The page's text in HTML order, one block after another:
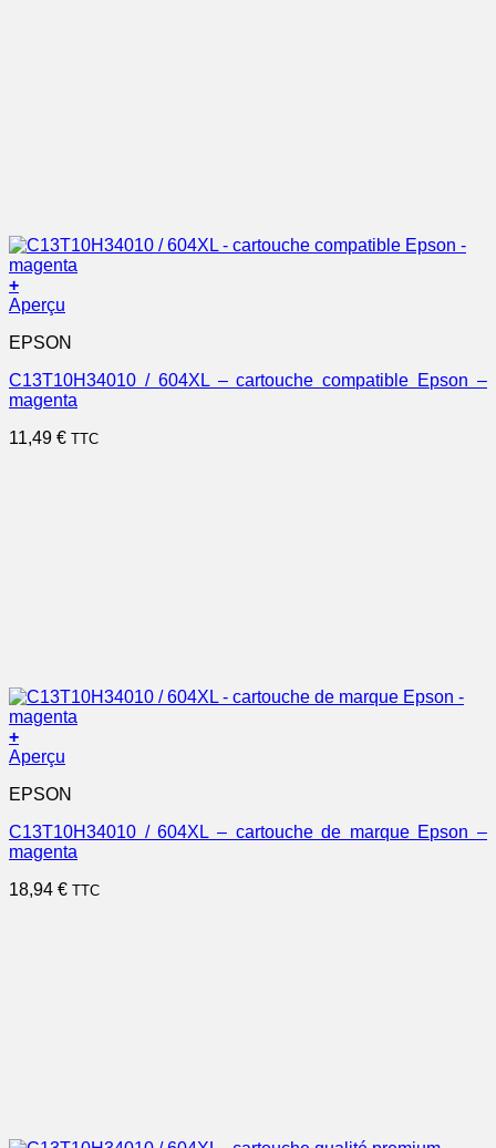
+
Aperçu
EPSON
C13T10H34010 / 604XL – cartouche compatible Epson –
magenta
11,49 € TTC
+
Aperçu
EPSON
C13T10H34010 / 604XL – cartouche de marque Epson –
magenta
18,94 € TTC